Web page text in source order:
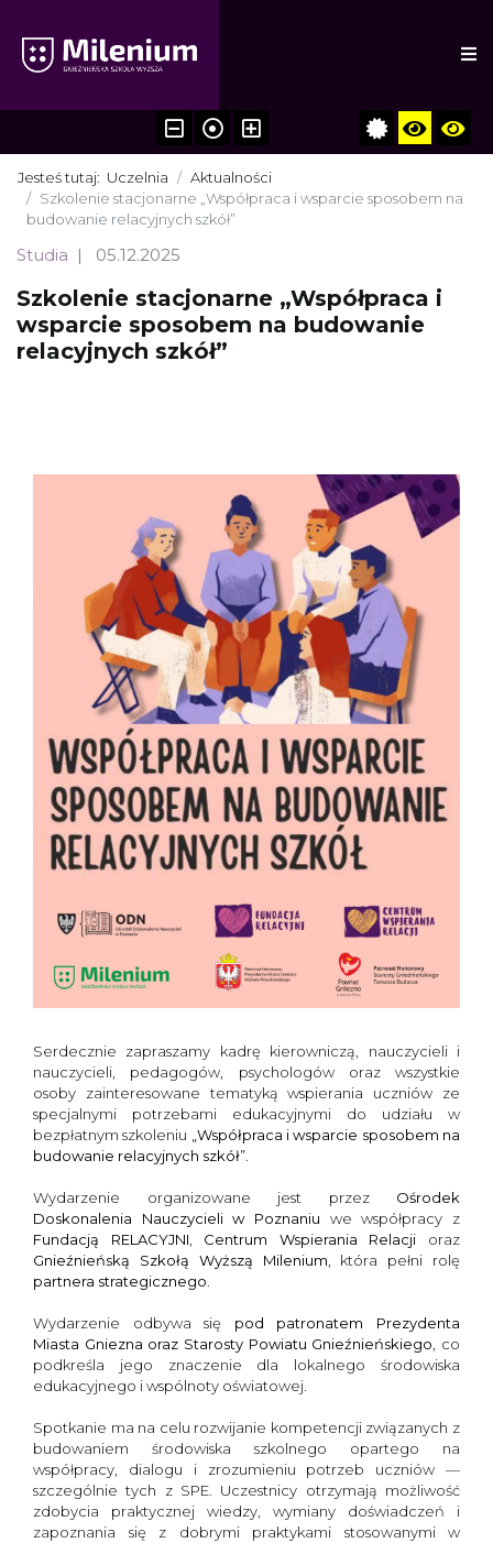
Jesteś tutaj: Uczelnia
Aktualności
Szkolenie stacjonarne „Współpraca i wsparcie sposobem na
budowanie relacyjnych szkół”
Studia 05.12.2025
Szkolenie stacjonarne „Współpraca i
wsparcie sposobem na budowanie
relacyjnych szkół”
Serdecznie zapraszamy kadrę kierowniczą, nauczycieli i
nauczycieli, pedagogów, psychologów oraz wszystkie
osoby zainteresowane tematyką wspierania uczniów ze
specjalnymi potrzebami edukacyjnymi do udziału w
bezpłatnym szkoleniu
„Współpraca i wsparcie sposobem na
budowanie relacyjnych szkół”
Wydarzenie organizowane jest przez Ośrodek
Doskonalenia Nauczycieli w Poznaniu we współpracy z
Fundacją RELACYJNI
Centrum Wspierania Relacji oraz
Gnieźnieńską Szkołą Wyższą Milenium , która pełni rolę
partnera strategicznego
Wydarzenie odbywa się pod patronatem Prezydenta
Miasta Gniezna oraz Starosty Powiatu Gnieźnieńskiego , co
podkreśla jego znaczenie dla lokalnego środowiska
edukacyjnego i wspólnoty oświatowej.
Spotkanie ma na celu rozwijanie kompetencji związanych z
budowaniem środowiska szkolnego opartego na
współpracy, dialogu i zrozumieniu potrzeb uczniów —
szczególnie tych z SPE. Uczestnicy otrzymają możliwość
zdobycia praktycznej wiedzy, wymiany doświadczeń i
zapoznania się z dobrymi praktykami stosowanymi w